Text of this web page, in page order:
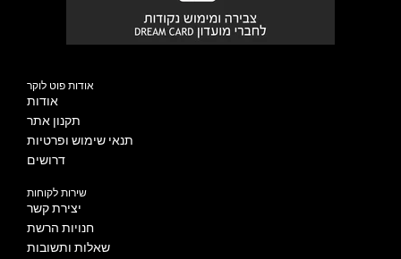
אודות פוט לוקר
אודות
תקנון אתר
תנאי שימוש ופרטיות
דרושים
שירות לקוחות
יצירת קשר
חנויות הרשת
שאלות ותשובות